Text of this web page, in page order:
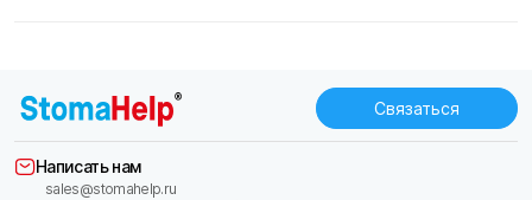
Связаться
Написать нам
sales@stomahelp.ru